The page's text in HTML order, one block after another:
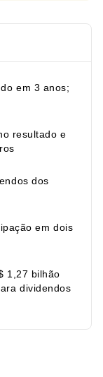
em 3 anos;
resultado e
dos
em dois
1,27 bilhão
dividendos